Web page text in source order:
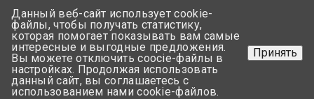
+375 17-350-99-56
+375 44-752-82-08
Задать вопрос
Данный веб-сайт использует cookie-
файлы, чтобы получать статистику,
которая помогает показывать вам самые
интересные и выгодные предложения.
Вы можете отключить coocie-файлы в
настройках. Продолжая использовать
данный сайт, вы соглашаетесь с
использованием нами cookie-файлов.
Принять